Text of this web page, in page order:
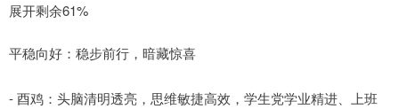
展开剩余61%
平稳向好：稳步前行，暗藏惊喜
- 酉鸡：头脑清明透亮，思维敏捷高效，学生党学业精进、上班